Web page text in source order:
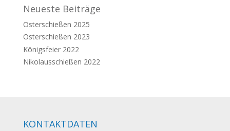
Neueste Beiträge
Osterschießen 2025
Osterschießen 2023
Königsfeier 2022
Nikolausschießen 2022
KONTAKTDATEN